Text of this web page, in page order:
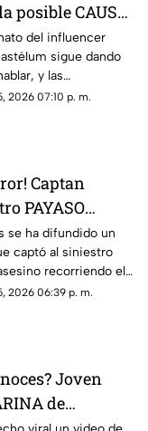
posible CAUSA
de
del influencer
sigue dando
y las
de seguridad ya
2026 07:10 p. m.
Captan
PAYASO
en el
de Veracruz
se ha difundido un
captó al siniestro
recorriendo el
de la ciudad de
2026 06:39 p. m.
Joven
de